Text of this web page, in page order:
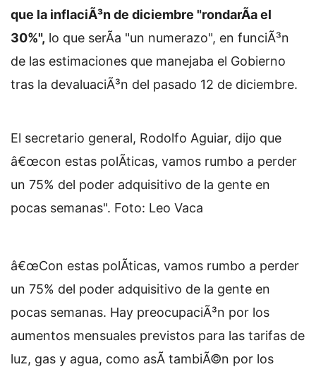
que la inflaciÃ³n de diciembre "rondarÃ­a el
30%", lo que serÃ­a "un numerazo", en funciÃ³n
de las estimaciones que manejaba el Gobierno
tras la devaluaciÃ³n del pasado 12 de diciembre.
El secretario general, Rodolfo Aguiar, dijo que
â€œcon estas polÃ­ticas, vamos rumbo a perder
un 75% del poder adquisitivo de la gente en
pocas semanas". Foto: Leo Vaca
â€œCon estas polÃ­ticas, vamos rumbo a perder
un 75% del poder adquisitivo de la gente en
pocas semanas. Hay preocupaciÃ³n por los
aumentos mensuales previstos para las tarifas de
luz, gas y agua, como asÃ­ tambiÃ©n por los